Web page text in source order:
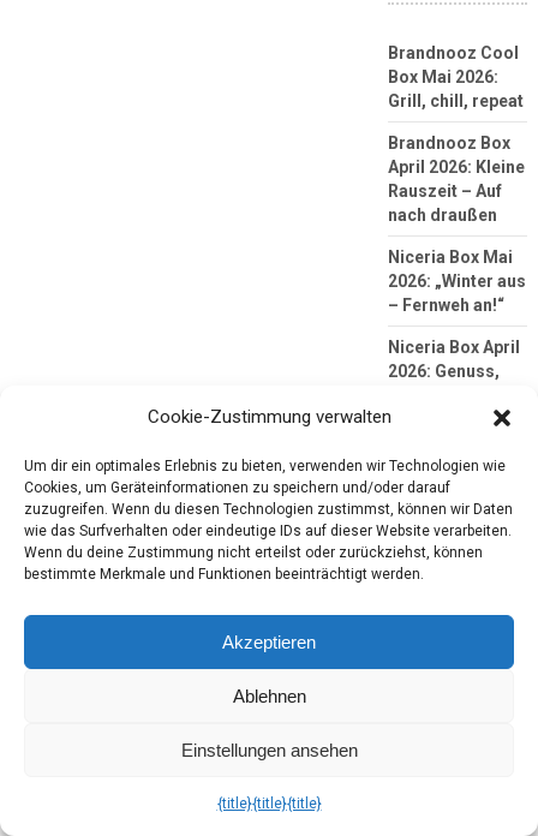
Brandnooz Cool
Box Mai 2026:
Grill, chill, repeat
Brandnooz Box
April 2026: Kleine
Rauszeit – Auf
nach draußen
Niceria Box Mai
2026: „Winter aus
– Fernweh an!“
Niceria Box April
2026: Genuss,
Box März 2026:
All‑Day Brunch
Club
with Bloglovin
Cookie-Zustimmung verwalten
Um dir ein optimales Erlebnis zu bieten, verwenden wir Technologien wie
Cookies, um Geräteinformationen zu speichern und/oder darauf
zuzugreifen. Wenn du diesen Technologien zustimmst, können wir Daten
wie das Surfverhalten oder eindeutige IDs auf dieser Website verarbeiten.
Wenn du deine Zustimmung nicht erteilst oder zurückziehst, können
bestimmte Merkmale und Funktionen beeinträchtigt werden.
Akzeptieren
Ablehnen
Einstellungen ansehen
{title}{title}{title}